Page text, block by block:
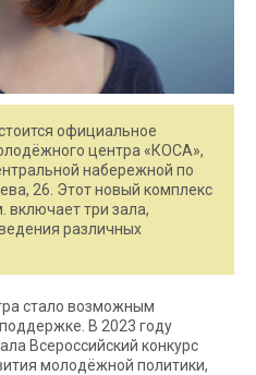
официальное
центра «КОСА»,
набережной по
26. Этот новый комплекс
три зала,
различных
стало возможным
В 2023 году
Всероссийский конкурс
молодёжной политики,